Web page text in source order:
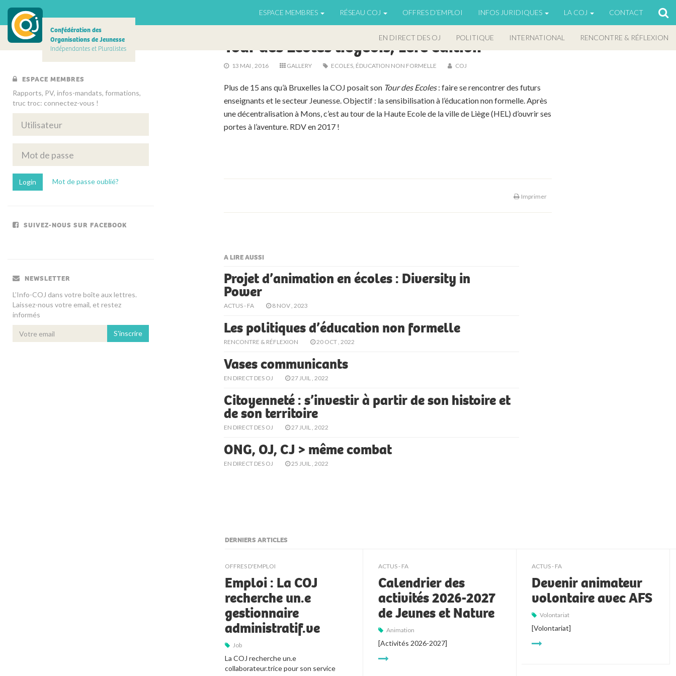
ESPACE MEMBRES RÉSEAU COJ OFFRES D’EMPLOI INFOS JURIDIQUES LA COJ CONTACT
Confédération des
Organisations de Jeunesse
Indépendantes et Pluralistes
EN DIRECT DES OJ POLITIQUE INTERNATIONAL RENCONTRE & RÉFLEXION
Tour des Ecoles liégeois, 1ère édition
13 MAI , 2016 GALLERY ECOLES ÉDUCATION NON FORMELLE COJ
Plus de 15 ans qu’à Bruxelles la COJ posait son Tour des Ecoles: faire se rencontrer des futurs
enseignants et le secteur Jeunesse. Objectif : la sensibilisation à l’éducation non formelle. Après
une décentralisation à Mons, c’est au tour de la Haute Ecole de la ville de Liège (HEL) d’ouvrir ses
portes à l’aventure. RDV en 2017 !
Tour des Ecoles à la Haute Ecole de la Ville de Liège (HEL) , mai 2016
Tour des Ecoles à la Haute Ecole de la Ville de Liège (HEL) , mai 2016
Tour des Ecoles à la Haute Ecole de la Ville de Liège (HEL) , mai 2016
Imprimer
A LIRE AUSSI
Projet d’animation en écoles : Diversity in
Power
ACTUS - FA 8 NOV , 2023
Les politiques d’éducation non formelle
RENCONTRE & RÉFLEXION 20 OCT , 2022
Vases communicants
EN DIRECT DES OJ 27 JUIL , 2022
Citoyenneté : s’investir à partir de son histoire et
de son territoire
EN DIRECT DES OJ 27 JUIL , 2022
ONG, OJ, CJ > même combat
EN DIRECT DES OJ 25 JUIL , 2022
ESPACE MEMBRES
Rapports, PV, infos-mandats, formations,
truc troc: connectez-vous !
Mot de passe oublié?
SUIVEZ-NOUS SUR FACEBOOK
NEWSLETTER
L’Info-COJ dans votre boîte aux lettres.
Laissez-nous votre email, et restez
informés
S'inscrire
DERNIERS ARTICLES
OFFRES D'EMPLOI
Emploi : La COJ
recherche un.e
gestionnaire
administratif.ve
Job
La COJ recherche un.e
collaborateur.trice pour son service
ACTUS - FA
Calendrier des
activités 2026-2027
de Jeunes et Nature
Animation
[Activités 2026-2027]
ACTUS - FA
Devenir animateur
volontaire avec AFS
Volontariat
[Volontariat]